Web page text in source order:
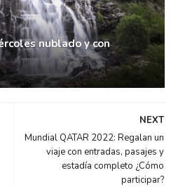
nublado y con
NEXT
Mundial QATAR 2022: Regalan un
viaje con entradas, pasajes y
estadía completo ¿Cómo
participar?